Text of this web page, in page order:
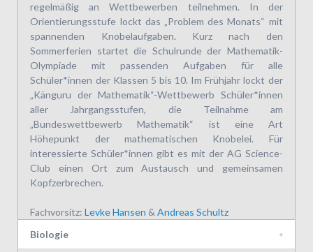
regelmäßig an Wettbewerben teilnehmen. In der
Orientierungsstufe lockt das „Problem des Monats“ mit
spannenden Knobelaufgaben. Kurz nach den
Sommerferien startet die Schulrunde der Mathematik-
Olympiade mit passenden Aufgaben für alle
Schüler*innen der Klassen 5 bis 10. Im Frühjahr lockt der
„Känguru der Mathematik“-Wettbewerb Schüler*innen
aller Jahrgangsstufen, die Teilnahme am
„Bundeswettbewerb Mathematik“ ist eine Art
Höhepunkt der mathematischen Knobelei. Für
interessierte Schüler*innen gibt es mit der AG Science-
Club einen Ort zum Austausch und gemeinsamen
Kopfzerbrechen.
Fachvorsitz:Levke Hansen &Andreas Schultz
Biologie